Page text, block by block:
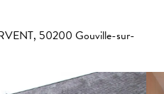
50200 Gouville-sur-